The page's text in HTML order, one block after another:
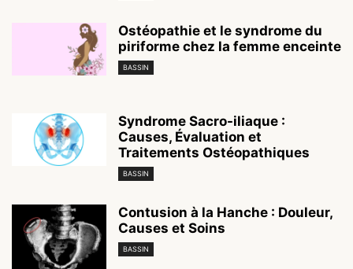
Ostéopathie et le syndrome du
piriforme chez la femme enceinte
BASSIN
Syndrome Sacro-iliaque :
Causes, Évaluation et
Traitements Ostéopathiques
BASSIN
Contusion à la Hanche : Douleur,
Causes et Soins
BASSIN